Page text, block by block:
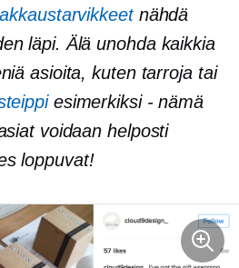
nähdä
läpi. Älä unohda kaikkia
asioita, kuten tarroja tai
esimerkiksi - nämä
voidaan helposti
loppuvat!